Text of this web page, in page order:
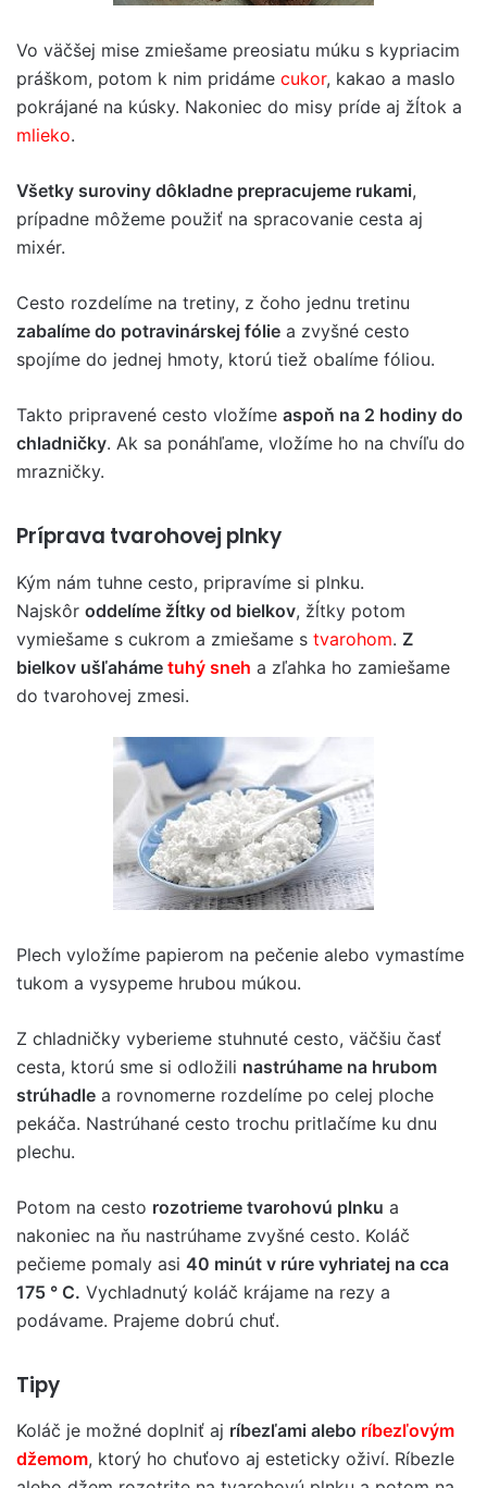
Vo väčšej mise zmiešame preosiatu múku s kypriacim
práškom, potom k nim pridáme cukor, kakao a maslo
pokrájané na kúsky. Nakoniec do misy príde aj žĺtok a
mlieko.
Všetky suroviny dôkladne prepracujeme rukami,
prípadne môžeme použiť na spracovanie cesta aj
mixér.
Cesto rozdelíme na tretiny, z čoho jednu tretinu
zabalíme do potravinárskej fólie a zvyšné cesto
spojíme do jednej hmoty, ktorú tiež obalíme fóliou.
Takto pripravené cesto vložíme aspoň na 2 hodiny do
chladničky. Ak sa ponáhľame, vložíme ho na chvíľu do
mrazničky.
Príprava tvarohovej plnky
Kým nám tuhne cesto, pripravíme si plnku.
Najskôr oddelíme žĺtky od bielkov, žĺtky potom
vymiešame s cukrom a zmiešame s tvarohom. Z
bielkov ušľaháme tuhý sneh a zľahka ho zamiešame
do tvarohovej zmesi.
Plech vyložíme papierom na pečenie alebo vymastíme
tukom a vysypeme hrubou múkou.
Z chladničky vyberieme stuhnuté cesto, väčšiu časť
cesta, ktorú sme si odložili nastrúhame na hrubom
strúhadle a rovnomerne rozdelíme po celej ploche
pekáča. Nastrúhané cesto trochu pritlačíme ku dnu
plechu.
Potom na cesto rozotrieme tvarohovú plnku a
nakoniec na ňu nastrúhame zvyšné cesto. Koláč
pečieme pomaly asi 40 minút v rúre vyhriatej na cca
175 ° C. Vychladnutý koláč krájame na rezy a
podávame. Prajeme dobrú chuť.
Tipy
Koláč je možné doplniť aj ríbezľami alebo ríbezľovým
džemom, ktorý ho chuťovo aj esteticky oživí. Ríbezle